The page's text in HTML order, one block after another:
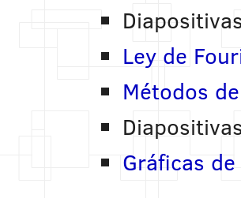
Ley de
Métodos
Gráficas